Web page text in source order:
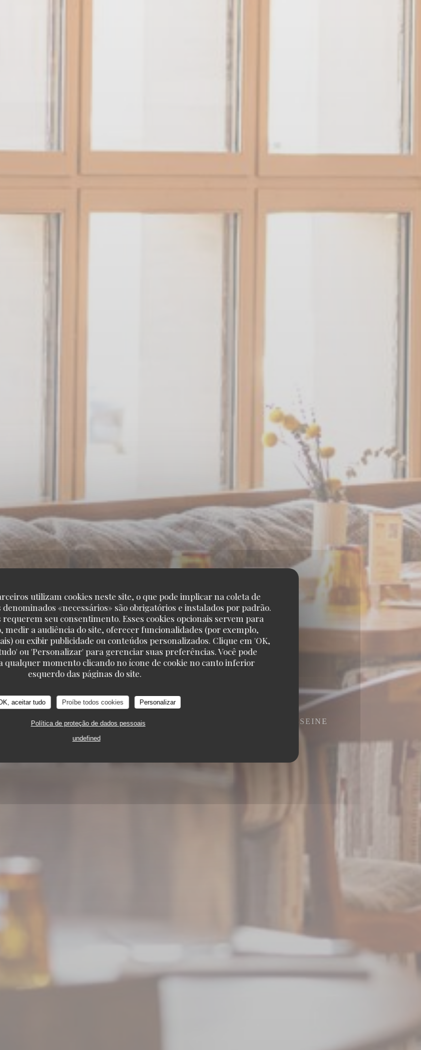
utilizam cookies neste site, o que pode implicar na coleta de
denominados «necessários» são obrigatórios e instalados por padrão.
seu consentimento. Esses cookies opcionais servem para
medir a audiência do site, oferecer funcionalidades (por exemplo,
ou exibir publicidade ou conteúdos personalizados. Clique em 'OK,
ou 'Personalizar' para gerenciar suas preferências. Você pode
qualquer momento clicando no ícone de cookie no canto inferior
esquerdo das páginas do site.
aceitar tudo Proíbe todos cookies Personalizar
Política de proteção de dados pessoais
undefined
10 PL. DE LA RÉPUBLIQUE 93400 SAINT-OUEN-SUR-SEINE